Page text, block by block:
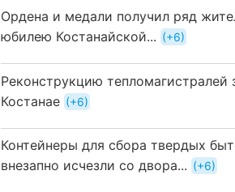
Ордена и медали получил ряд
юбилею Костанайской...
+6
Реконструкцию тепломагистралей
Костанае
+6
Контейнеры для сбора твердых
внезапно исчезли со двора...
+6